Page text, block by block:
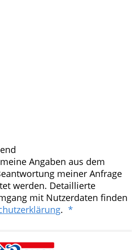
Angaben aus dem
meiner Anfrage
werden. Detaillierte
mit Nutzerdaten finden
. *